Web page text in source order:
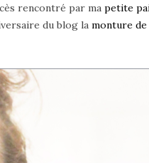
rencontré par ma petite
du blog la monture